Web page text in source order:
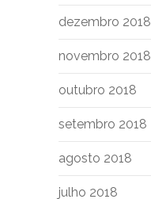
dezembro 2018
novembro 2018
outubro 2018
setembro 2018
agosto 2018
julho 2018